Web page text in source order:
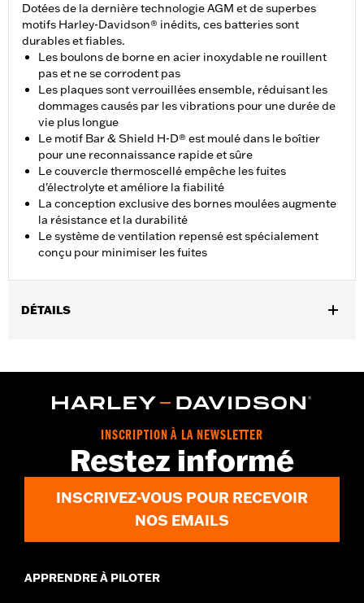
Dotées de la dernière technologie AGM et de superbes
motifs Harley-Davidson® inédits, ces batteries sont
durables et fiables.
Les boulons de borne en acier inoxydable ne rouillent
pas et ne se corrodent pas
Les plaques sont verrouillées ensemble, réduisant les
dommages causés par les vibrations pour une durée de
vie plus longue
Le motif Bar & Shield H-D® est moulé dans le boîtier
pour une reconnaissance rapide et sûre
Le couvercle thermoscellé empêche les fuites
d'électrolyte et améliore la fiabilité
La conception exclusive des bornes moulées augmente
la résistance et la durabilité
Le système de ventilation repensé est spécialement
conçu pour minimiser les fuites
DÉTAILS
Dans la boîte: 1 batterie
for full details
AVERTISSEMENT:Les bornes de batterie et les accessoires
connexes contiennent des composés de
plomb, des produits chimiques reconnus par
l'État de Californie comme pouvant causer le
cancer et des malformations congénitales.
NOTES:Batteries de moto fabriquées et rigoureusement testées
Les valeurs nominales des batteries H-D® AGM sont
INSCRIPTION À LA NEWSLETTER
Restez informé
INSCRIVEZ-VOUS POUR RECEVOIR
NOS EMAILS
APPRENDRE À PILOTER